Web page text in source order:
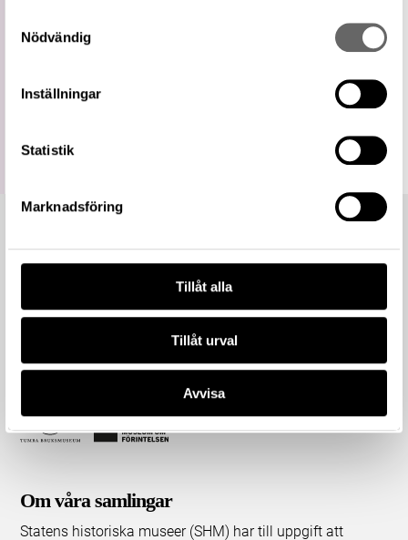
Nödvändig
Inställningar
Statistik
Marknadsföring
Tillåt alla
Tillåt urval
Avvisa
All textinformation (metadata) på denna sida är fri att
använda enligt licensen CC0.
Om våra samlingar
Statens historiska museer (SHM) har till uppgift att